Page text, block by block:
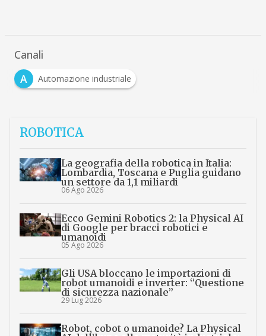
Canali
A
Automazione industriale
ROBOTICA
La geografia della robotica in Italia:
Lombardia, Toscana e Puglia guidano
un settore da 1,1 miliardi
06 Ago 2026
Ecco Gemini Robotics 2: la Physical AI
di Google per bracci robotici e
umanoidi
05 Ago 2026
Gli USA bloccano le importazioni di
robot umanoidi e inverter: “Questione
di sicurezza nazionale”
29 Lug 2026
Robot, cobot o umanoide? La Physical